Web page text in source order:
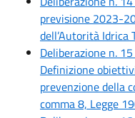
previsione 2023-
dell’Autorità Idrica
Deliberazione n.
Definizione
prevenzione della
comma 8, Legge